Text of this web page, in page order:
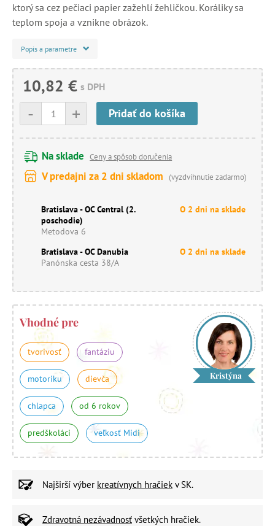
ktorý sa cez pečiaci papier zažehlí žehličkou. Koráliky sa
teplom spoja a vznikne obrázok.
Popis a parametre
10,82 € s DPH
+
- Pridať do košíka
Na sklade Ceny a spôsob doručenia
V predajni za 2 dni skladom (vyzdvihnutie zadarmo)
Bratislava - OC Central (2.
poschodie)
Metodova 6
O 2 dni na sklade
Bratislava - OC Danubia
Panónska cesta 38/A
O 2 dni na sklade
Vhodné pre
tvorivosť fantáziu
motoriku dievča
chlapca od 6 rokov
predškoláci veľkosť Midi
Kristýna
Najširší výber kreatívnych hračiek v SK.
Zdravotná nezávadnosť všetkých hračiek.